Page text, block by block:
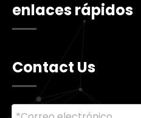
enlaces rápidos
Contact Us